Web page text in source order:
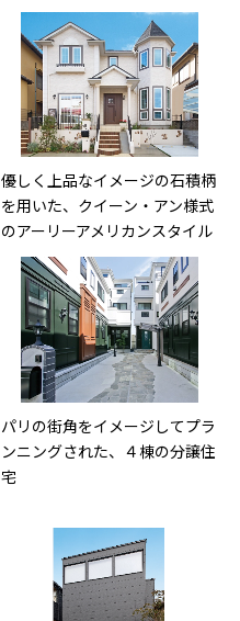
優しく上品なイメージの石積柄
を用いた、クイーン・アン様式
のアーリーアメリカンスタイル
パリの街角をイメージしてプラ
ンニングされた、４棟の分譲住
宅